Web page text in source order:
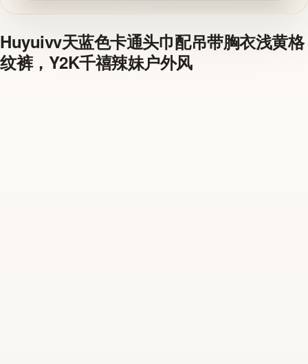
Huyuivv天蓝色卡通头巾配吊带胸衣浅黄格
纹裤，Y2K千禧辣妹户外风